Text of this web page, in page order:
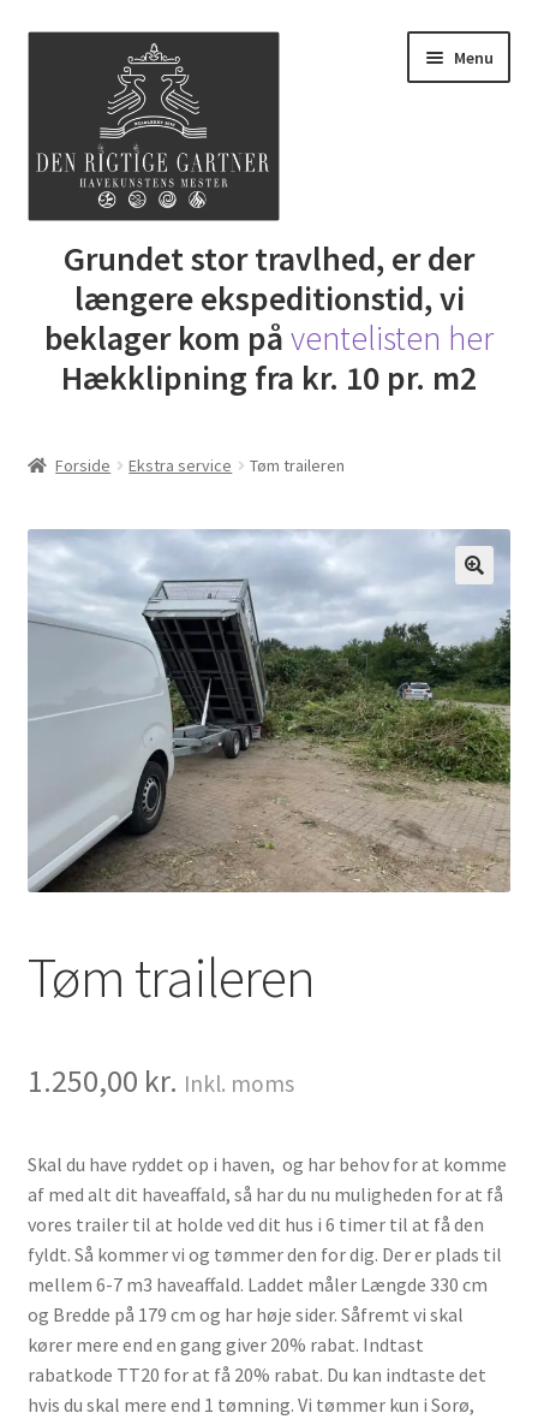
navigation
Menu
Butik
DRG Express lån
Lej Maskine
Om os
Udfold
Grundet stor travlhed, er der
længere ekspeditionstid, vi
beklager kom påventelisten her
Hækklipning fra kr. 10 pr. m2
Forside Ekstra service Tøm traileren
Tøm traileren
1.250,00 kr. Inkl. moms
Skal du have ryddet op i haven, og har behov for at komme
af med alt dit haveaffald, så har du nu muligheden for at få
vores trailer til at holde ved dit hus i 6 timer til at få den
fyldt. Så kommer vi og tømmer den for dig. Der er plads til
mellem 6-7 m3 haveaffald. Laddet måler Længde 330 cm
og Bredde på 179 cm og har høje sider. Såfremt vi skal
kører mere end en gang giver 20% rabat. Indtast
rabatkode TT20 for at få 20% rabat. Du kan indtaste det
hvis du skal mere end 1 tømning. Vi tømmer kun i Sorø,